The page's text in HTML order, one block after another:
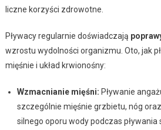
liczne korzyści zdrowotne.
Pływacy regularnie doświadczają
wzrostu wydolności organizmu. Oto, jak
mięśnie i układ krwionośny:
Wzmacnianie mięśni: Pływanie
szczególnie mięśnie grzbietu, nóg
silnego oporu wody podczas pływania